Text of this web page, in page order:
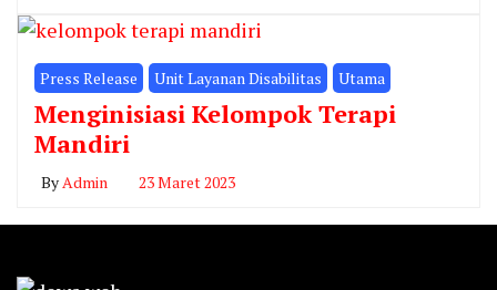
Press Release Unit Layanan Disabilitas Utama
Menginisiasi Kelompok Terapi
Mandiri
ByAdmin 23 Maret 2023